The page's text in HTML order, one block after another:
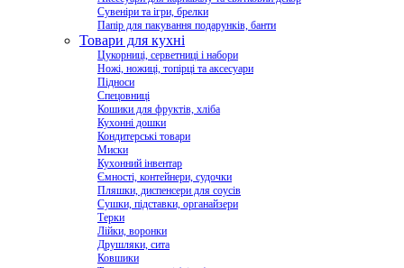
Сувеніри та ігри, брелки
Папір для пакування подарунків, банти
Товари для кухні
Цукорниці, серветниці і набори
Ножі, ножиці, топірці та аксесуари
Підноси
Спецовниці
Кошики для фруктів, хліба
Кухонні дошки
Кондитерські товари
Миски
Кухонний інвентар
Ємності, контейнери, судочки
Пляшки, диспенсери для соусів
Сушки, підставки, органайзери
Терки
Лійки, воронки
Друшляки, сита
Ковшики